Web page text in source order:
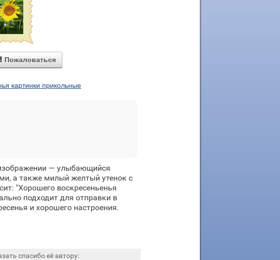
 Пожаловаться
картинки прикольные
— улыбающийся
а также милый желтый утенок с
"Хорошего воскресеньенья
подходит для отправки в
и хорошего настроения.
спасибо её автору: